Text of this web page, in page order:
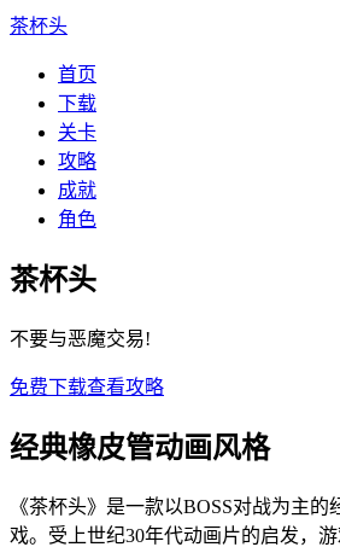
茶杯头
首页
下载
关卡
攻略
成就
角色
茶杯头
不要与恶魔交易!
免费下载查看攻略
经典橡皮管动画风格
《茶杯头》是一款以BOSS对战为主
戏。受上世纪30年代动画片的启发，